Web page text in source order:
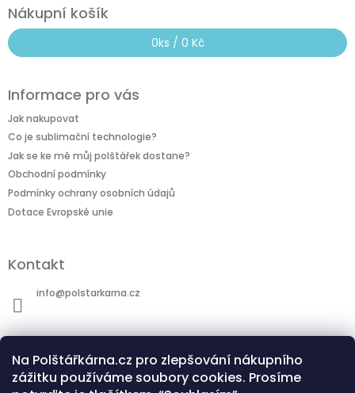
Na Polštářkárna.cz pro zlepšování nákupního
zážitku používáme soubory cookies. Prosíme
Nákupní košík
0ks / 0 Kč
Informace pro vás
Jak nakupovat
Co je sublimační technologie?
Jak se ke mě můj polštářek dostane?
Obchodní podmínky
Podmínky ochrany osobních údajů
Dotace Evropské unie
Kontakt
info@polstarkarna.cz